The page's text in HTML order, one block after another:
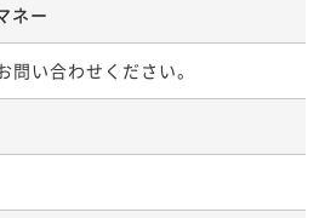
ネー
い合わせください。